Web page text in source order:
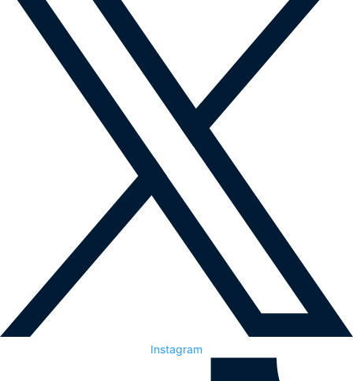
Instagram